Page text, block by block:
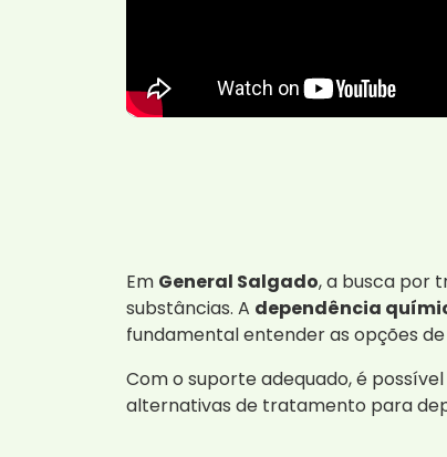
Em General Salgado, a busca por
substâncias. A dependência
fundamental entender as opções
Com o suporte adequado, é
alternativas de tratamento para